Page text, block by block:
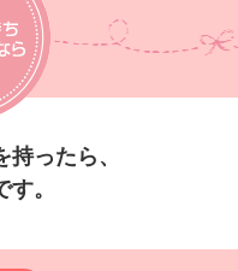
ったら、
。